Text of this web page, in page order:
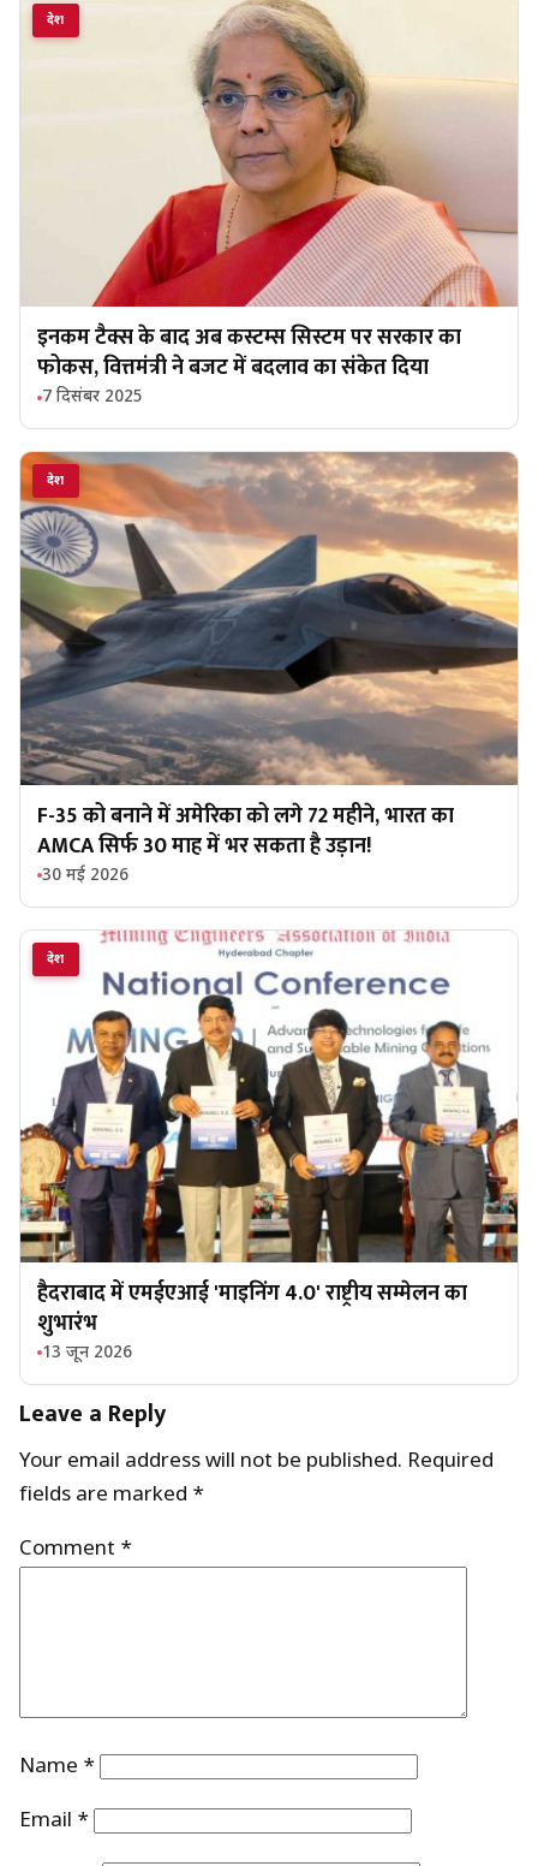
देश
इनकम टैक्स के बाद अब कस्टम्स सिस्टम पर सरकार का
फोकस, वित्तमंत्री ने बजट में बदलाव का संकेत दिया
7 दिसंबर 2025
देश
F-35 को बनाने में अमेरिका को लगे 72 महीने, भारत का
AMCA सिर्फ 30 माह में भर सकता है उड़ान!
30 मई 2026
देश
हैदराबाद में एमईएआई 'माइनिंग 4.0' राष्ट्रीय सम्मेलन का
शुभारंभ
13 जून 2026
Leave a Reply
Your email address will not be published. Required
fields are marked *
Comment *
Name *
Email *